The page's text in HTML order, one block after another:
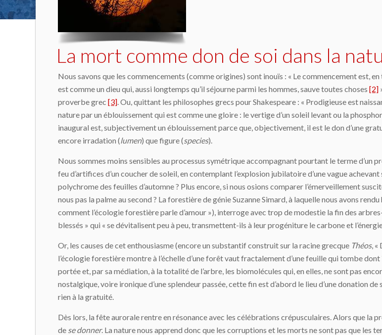
La mort comme don de soi dans la
Nous savons que les commencements (comme origines) sont inouïs : « Le commencement est,
est comme un dieu qui, aussi longtemps qu’il séjourne parmi les hommes, sauve toutes choses [2]
proverbe grec [3]. Ou, quittant les philosophes grecs pour Shakespeare : « Prodigieuse est
nature par un éblouissement qui est comme une gloire : le vertige d’un soleil levant ou la
inaugural est, subjectivement un éblouissement parce que, objectivement, il est le don d’une
encore irradation (lumen) que figure (species).
Nous sommes moins sensibles au processus symétrique accompagnant pourtant le terme d’un
feu d’artifices d’un coucher de soleil, en contemplant l’explosion jubilatoire d’une vague
polychrome des feuilles d’automne ? Plus encore, si nous osions comparer l’émerveillement
nous pas la palme au second ? La forestière de génie Suzanne Simard, à laquelle nous avons rendu
comment l’écologie forestière parle d’amour »), interroge avec trop de modestie la fin des
blessés » qui « se dévitalisent peu à peu, transmettent-ils à leur progéniture le carbone et
Or, les causes de cet enthousiasme (encore un substantif construit sur la racine grecque Théos, «
l’écologie forestière montre à l’échelle d’une forêt vaut fractalement d’une feuille qui tombe
portée et, par sa médiation, à la totalité de l’arbre, les biomolécules qui, en elles, ne sont pas
nostalgique, voire ironique d’une splendeur passée, cette fin est d’abord le lieu d’une donation
rien à la gratuité.
Dès lors, la fête aurorale rentre en résonance avec les célébrations crépusculaires. Alors que la
de se donner. La nature nous apprend donc que les corruptions et les morts ne sont pas que les